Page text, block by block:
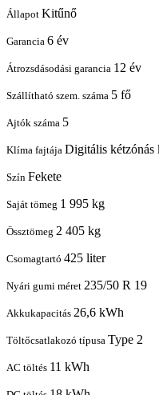
Állapot Kitűnő
Garancia 6 év
Átrozsdásodási garancia 12 év
Szállítható szem. száma 5 fő
Ajtók száma 5
Klíma fajtája Digitális kétzónás
Szín Fekete
Saját tömeg 1 995 kg
Össztömeg 2 405 kg
Csomagtartó 425 liter
Nyári gumi méret 235/50 R 19
Akkukapacitás 26,6 kWh
Töltőcsatlakozó típusa Type 2
AC töltés 11 kWh